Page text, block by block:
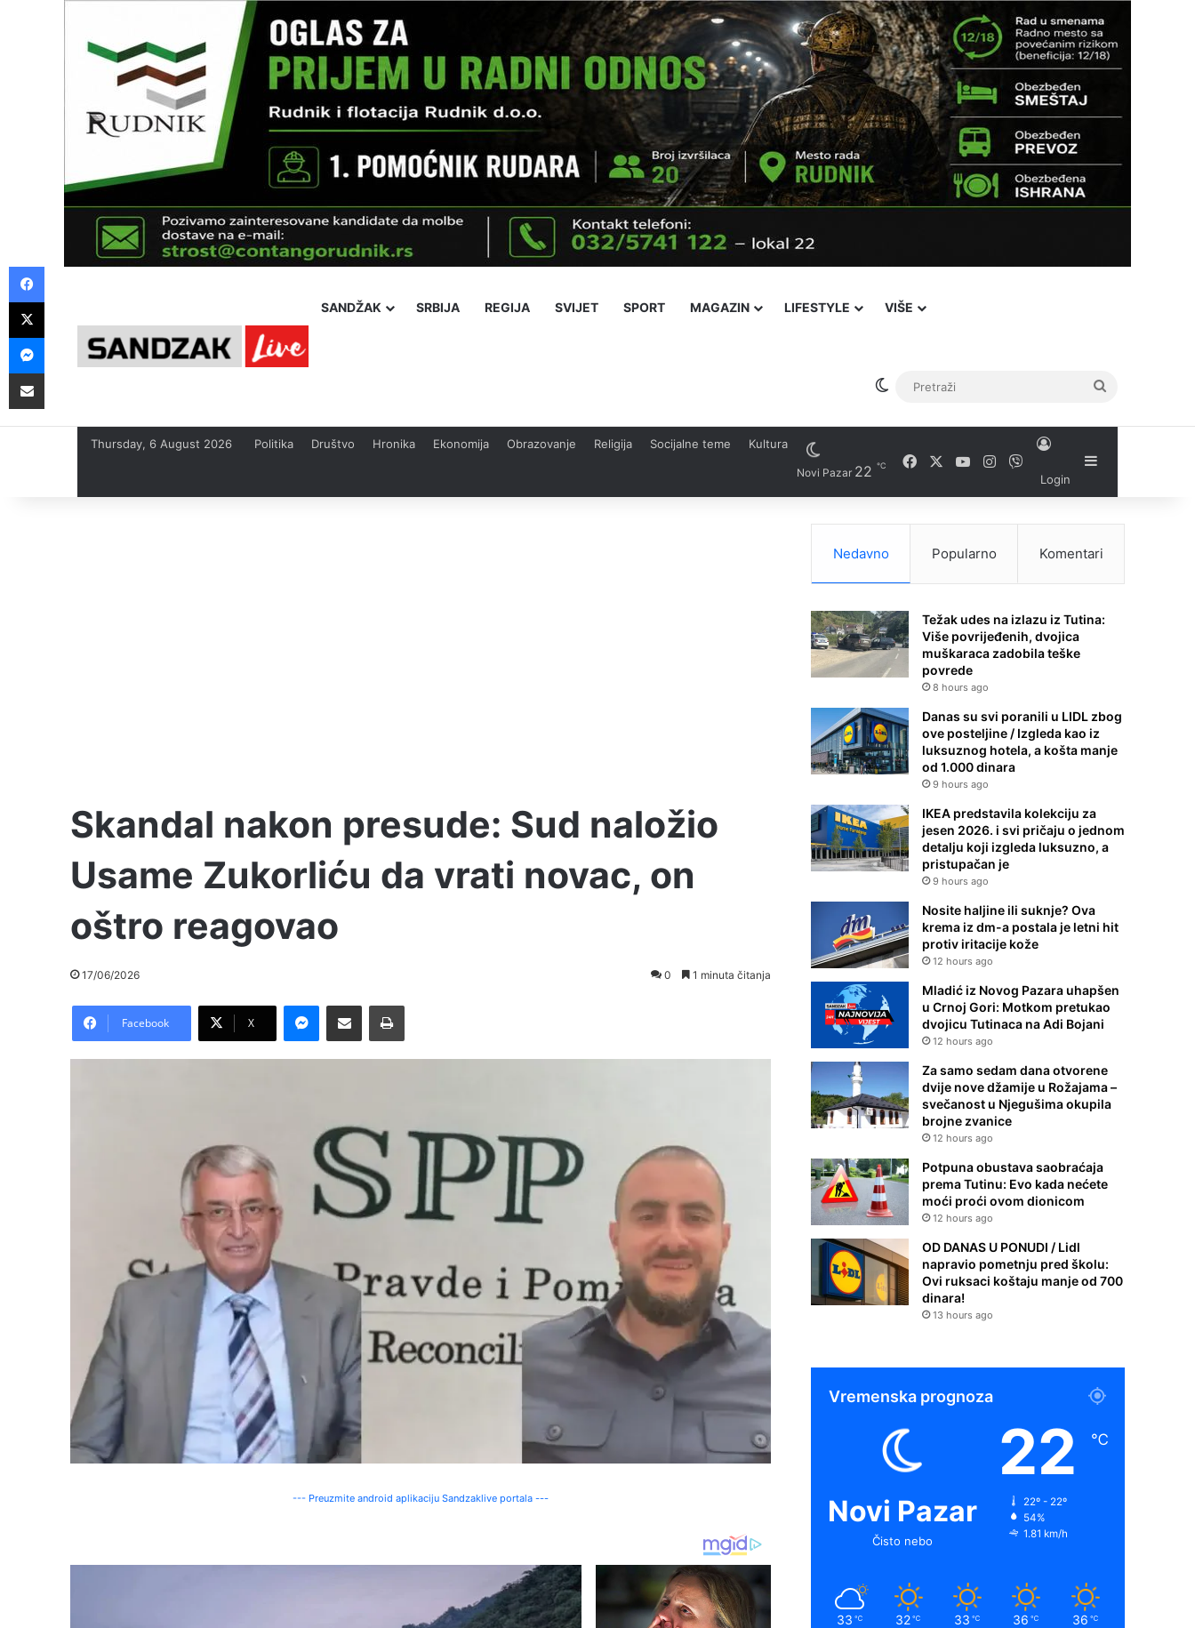
SANDŽAK SRBIJA REGIJA SVIJET SPORT MAGAZIN LIFESTYLE VIŠE
Switch skin
Thursday, 6 August 2026 Politika Društvo Hronika Ekonomija Obrazovanje Religija Socijalne teme Kultura
Novi Pazar 22 ℃ FacebookYouTubeInstagram
Viber
Login
Sidebar
Skandal nakon presude: Sud naložio
Usame Zukorliću da vrati novac, on
oštro reagovao
17/06/2026 0 1 minuta čitanja
Facebook X
Messenger
Pošalji preko E-Maila Printaj
--- Preuzmite android aplikaciju Sandzaklive portala ---
Nedavno Popularno Komentari
Težak udes na izlazu iz Tutina:
Više povrijeđenih, dvojica
muškaraca zadobila teške
povrede
8 hours ago
Danas su svi poranili u LIDL zbog
ove posteljine / Izgleda kao iz
luksuznog hotela, a košta manje
od 1.000 dinara
9 hours ago
IKEA predstavila kolekciju za
jesen 2026. i svi pričaju o jednom
detalju koji izgleda luksuzno, a
pristupačan je
9 hours ago
Nosite haljine ili suknje? Ova
krema iz dm-a postala je letni hit
protiv iritacije kože
12 hours ago
Mladić iz Novog Pazara uhapšen
u Crnoj Gori: Motkom pretukao
dvojicu Tutinaca na Adi Bojani
12 hours ago
Za samo sedam dana otvorene
dvije nove džamije u Rožajama –
svečanost u Njegušima okupila
brojne zvanice
12 hours ago
Potpuna obustava saobraćaja
prema Tutinu: Evo kada nećete
moći proći ovom dionicom
12 hours ago
OD DANAS U PONUDI / Lidl
napravio pometnju pred školu:
Ovi ruksaci koštaju manje od 700
dinara!
13 hours ago
Vremenska prognoza
Novi Pazar
Čisto nebo
22 ℃
22º - 22º
54%
1.81 km/h
33 ℃ 32 ℃ 33 ℃ 36 ℃ 36 ℃
Facebook
X
Messenger
Pošalji preko E-Maila